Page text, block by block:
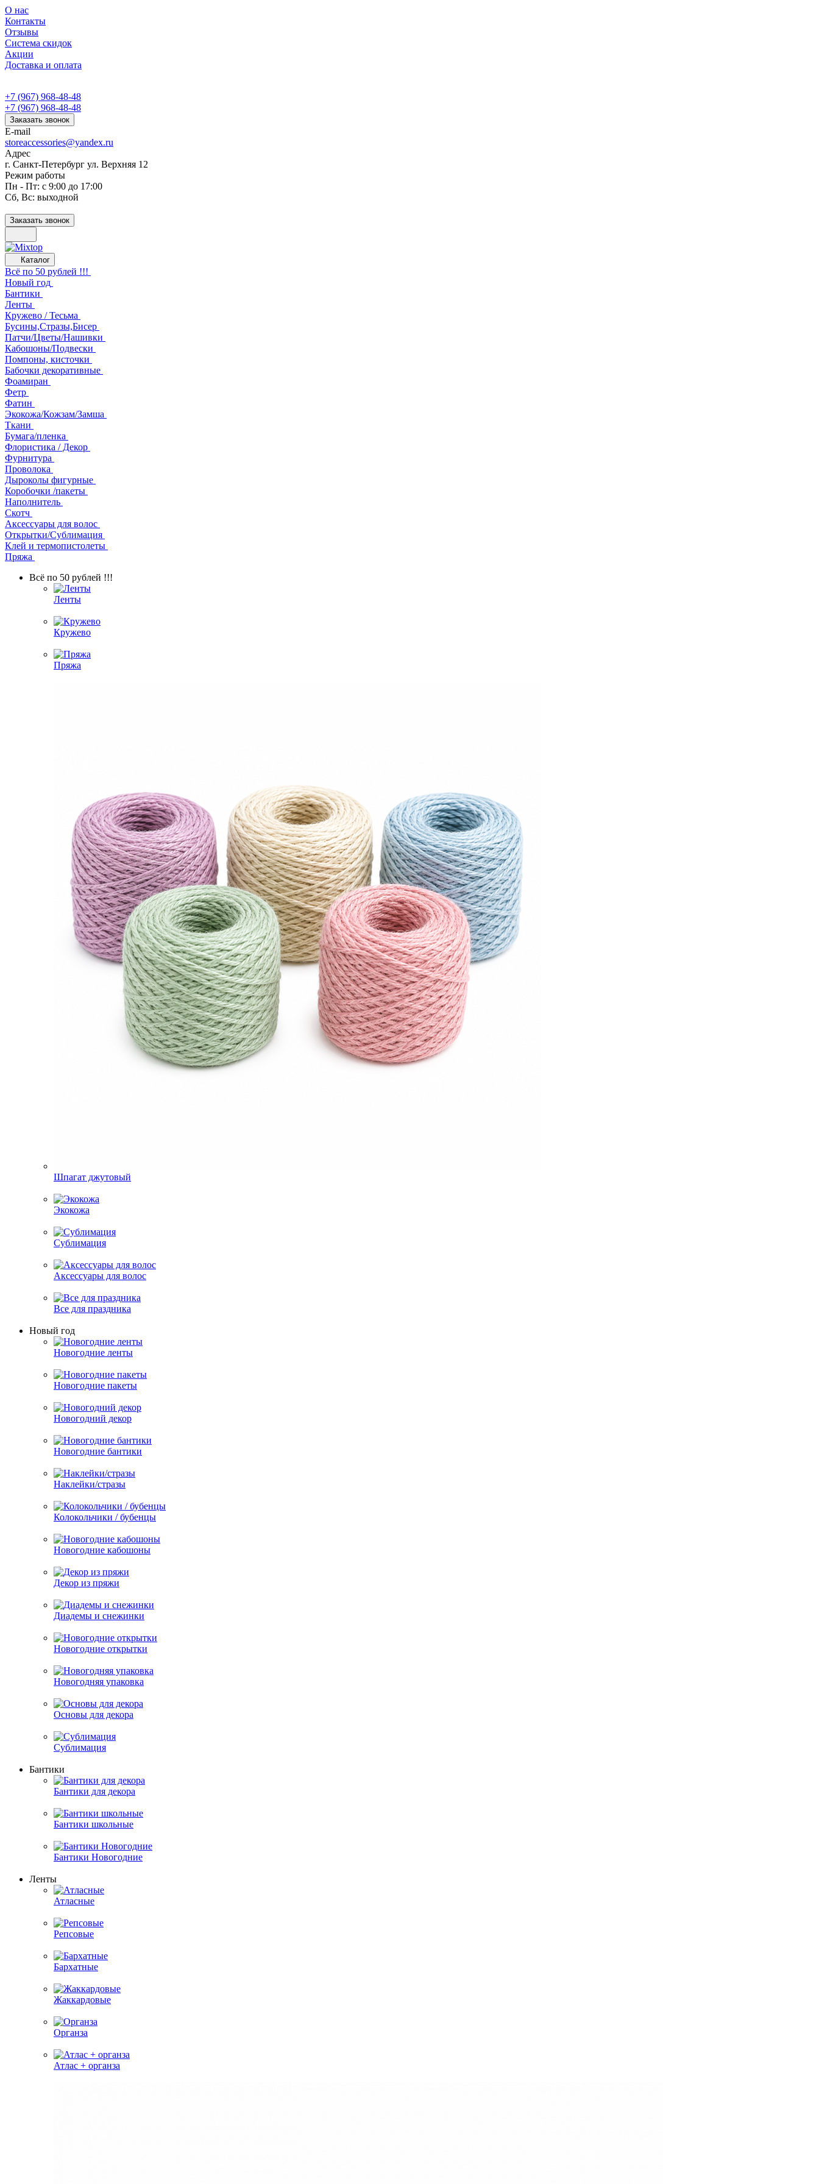
О нас
Контакты
Отзывы
Система скидок
Акции
Доставка и оплата
+7 (967) 968-48-48
+7 (967) 968-48-48
Заказать звонок
E-mail
storeaccessories@yandex.ru
Адрес
г. Санкт-Петербург ул. Верхняя 12
Режим работы
Пн - Пт: с 9:00 до 17:00
Сб, Вс: выходной
Заказать звонок
Каталог
Всё по 50 рублей !!!
Новый год
Бантики
Ленты
Кружево / Тесьма
Бусины,Стразы,Бисер
Патчи/Цветы/Нашивки
Кабошоны/Подвески
Помпоны, кисточки
Бабочки декоративные
Фоамиран
Фетр
Фатин
Экокожа/Кожзам/Замша
Ткани
Бумага/пленка
Флористика / Декор
Фурнитура
Проволока
Дыроколы фигурные
Коробочки /пакеты
Наполнитель
Скотч
Аксессуары для волос
Открытки/Сублимация
Клей и термопистолеты
Пряжа
Всё по 50 рублей !!!
Ленты
Кружево
Пряжа
Шпагат джутовый
Экокожа
Сублимация
Аксессуары для волос
Все для праздника
Новый год
Новогодние ленты
Новогодние пакеты
Новогодний декор
Новогодние бантики
Наклейки/стразы
Колокольчики / бубенцы
Новогодние кабошоны
Декор из пряжи
Диадемы и снежинки
Новогодние открытки
Новогодняя упаковка
Основы для декора
Сублимация
Бантики
Бантики для декора
Бантики школьные
Бантики Новогодние
Ленты
Атласные
Репсовые
Бархатные
Жаккардовые
Органза
Атлас + органза